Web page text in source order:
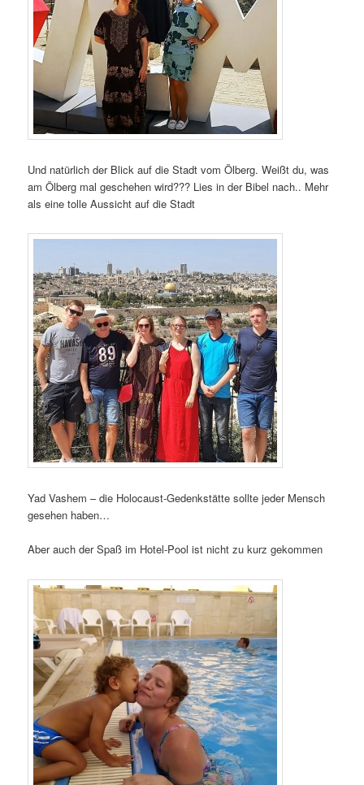
Und natürlich der Blick auf die Stadt vom Ölberg. Weißt du, was
am Ölberg mal geschehen wird??? Lies in der Bibel nach.. Mehr
als eine tolle Aussicht auf die Stadt
Yad Vashem – die Holocaust-Gedenkstätte sollte jeder Mensch
gesehen haben…
Aber auch der Spaß im Hotel-Pool ist nicht zu kurz gekommen